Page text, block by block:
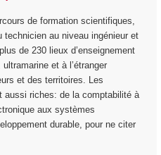
de formation scientifiques,
au niveau ingénieur et
de 230 lieux d’enseignement
et à l’étranger
et des territoires. Les
aussi riches: de la comptabilité à
aux systèmes
durable, pour ne citer